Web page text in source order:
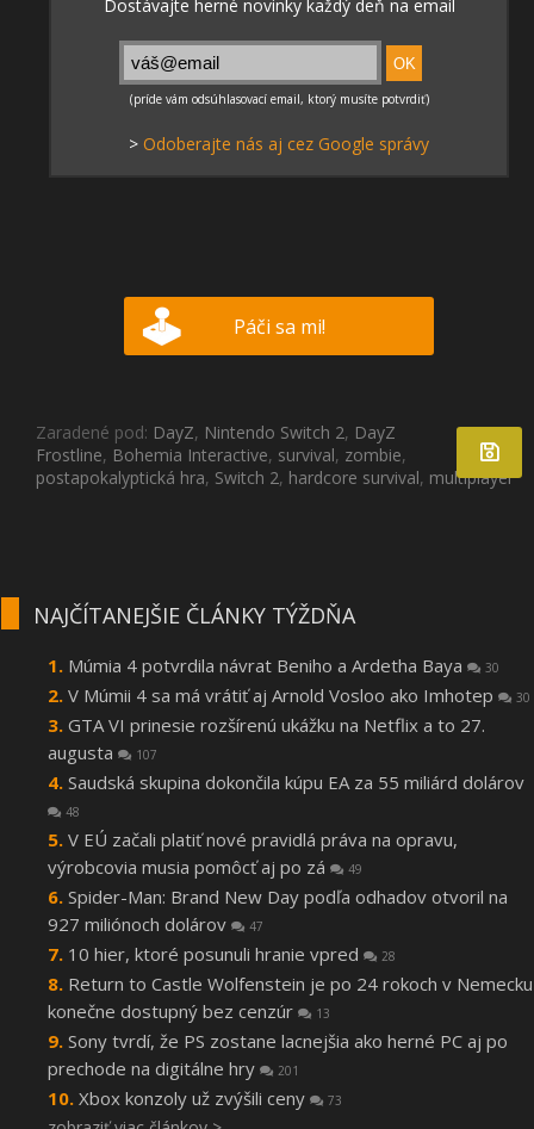
> Odoberajte nás aj cez Google správy
Páči sa mi!
Zaradené pod: DayZ, Nintendo Switch 2, DayZ
Frostline, Bohemia Interactive, survival, zombie,
postapokalyptická hra, Switch 2, hardcore survival, multiplayer
NAJČÍTANEJŠIE ČLÁNKY TÝŽDŇA
Múmia 4 potvrdila návrat Beniho a Ardetha Baya 30
V Múmii 4 sa má vrátiť aj Arnold Vosloo ako Imhotep 30
GTA VI prinesie rozšírenú ukážku na Netflix a to 27.
augusta
107
Saudská skupina dokončila kúpu EA za 55 miliárd dolárov
48
V EÚ začali platiť nové pravidlá práva na opravu,
výrobcovia musia pomôcť aj po zá
49
Spider-Man: Brand New Day podľa odhadov otvoril na
927 miliónoch dolárov
47
10 hier, ktoré posunuli hranie vpred 28
Return to Castle Wolfenstein je po 24 rokoch v Nemecku
konečne dostupný bez cenzúr
13
Sony tvrdí, že PS zostane lacnejšia ako herné PC aj po
prechode na digitálne hry
201
Xbox konzoly už zvýšili ceny 73